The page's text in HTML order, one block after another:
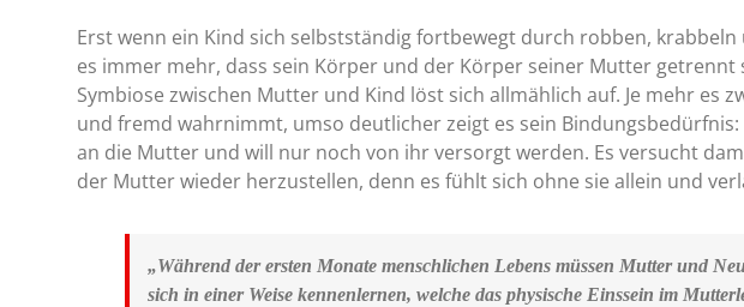
Erst wenn ein Kind sich selbstständig fortbewegt durch robben,
es immer mehr, dass sein Körper und der Körper seiner Mutter getrennt
Symbiose zwischen Mutter und Kind löst sich allmählich auf. Je mehr es
und fremd wahrnimmt, umso deutlicher zeigt es sein Bindungsbedürfnis:
an die Mutter und will nur noch von ihr versorgt werden. Es versucht
der Mutter wieder herzustellen, denn es fühlt sich ohne sie allein und
„Während der ersten Monate menschlichen Lebens müssen Mutter und
sich in einer Weise kennenlernen, welche das physische Einssein im